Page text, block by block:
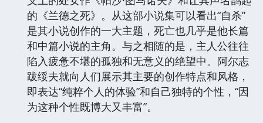
的《兰德之死》。从这部小说集可以看出“自杀”
是其小说创作的一大主题，死亡也几乎是他长篇
和中篇小说的主角。与之相随的是，主人公往往
陷入疲惫不堪的孤独和无意义的绝望中。阿尔志
跋绥夫就向人们展示其主要的创作特点和风格，
即表达“纯粹个人的体验”和自己独特的个性，“因
为这种个性既博大又丰富”。